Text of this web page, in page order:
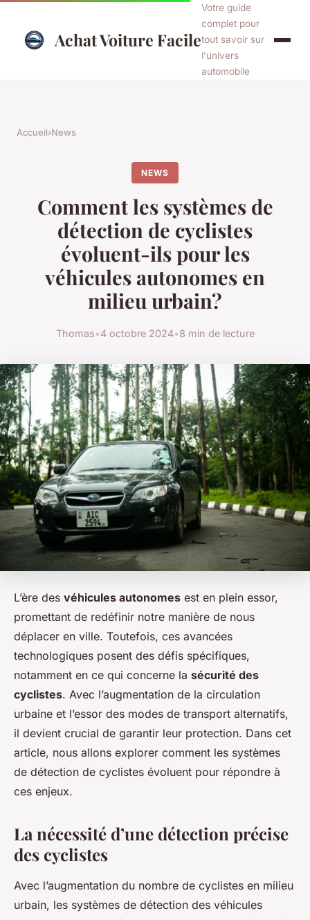
Achat Voiture Facile
Votre guide
complet pour
tout savoir sur
l'univers
automobile
Accueil›News
NEWS
Comment les systèmes de
détection de cyclistes
évoluent-ils pour les
véhicules autonomes en
milieu urbain?
Thomas•4 octobre 2024•8 min de lecture
L’ère des véhicules autonomes est en plein essor,
promettant de redéfinir notre manière de nous
déplacer en ville. Toutefois, ces avancées
technologiques posent des défis spécifiques,
notamment en ce qui concerne la sécurité des
cyclistes. Avec l’augmentation de la circulation
urbaine et l’essor des modes de transport alternatifs,
il devient crucial de garantir leur protection. Dans cet
article, nous allons explorer comment les systèmes
de détection de cyclistes évoluent pour répondre à
ces enjeux.
La nécessité d’une détection précise
des cyclistes
Avec l’augmentation du nombre de cyclistes en milieu
urbain, les systèmes de détection des véhicules